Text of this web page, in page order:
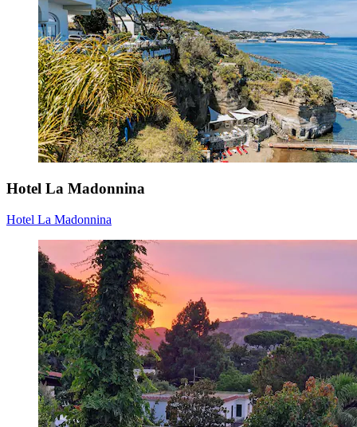
Hotel La Madonnina
Hotel La Madonnina